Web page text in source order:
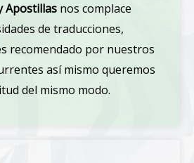
Apostillas nos complace
de traducciones,
recomendado por nuestros
así mismo queremos
del mismo modo.